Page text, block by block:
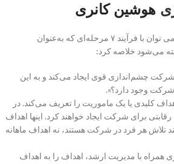
هوشین کانری
شیوه عمل هوشین کانری را می توان با فرآیند ۷ مرحله‌ای که به‌عنوان
می‌شود خلاصه کرد:
چشم‌اندازی قوی ایجاد می‌کند و به این
وجود دارد؟».
کلیدی یا یک ماموریت را تعریف می‌کند. در
برای شرکت ایجاد خواهند کرد. اینها اهداف
تلاش هر فرد در شرکت هستند، نه اهداف ماهانه
همراه با مدیریت ارشد، اهداف را به اهداف